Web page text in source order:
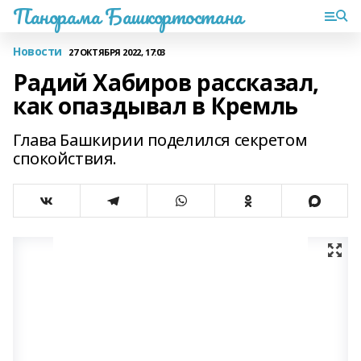
Панорама Башкортостана
Новости 27 ОКТЯБРЯ 2022, 17:03
Радий Хабиров рассказал,
как опаздывал в Кремль
Глава Башкирии поделился секретом
спокойствия.